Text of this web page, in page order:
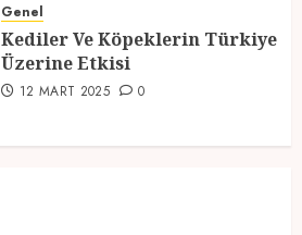
Genel
Kediler Ve Köpeklerin Türkiye
Üzerine Etkisi
12 MART 2025 0